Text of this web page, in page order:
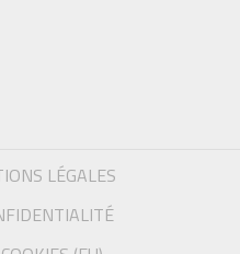
LÉGALES